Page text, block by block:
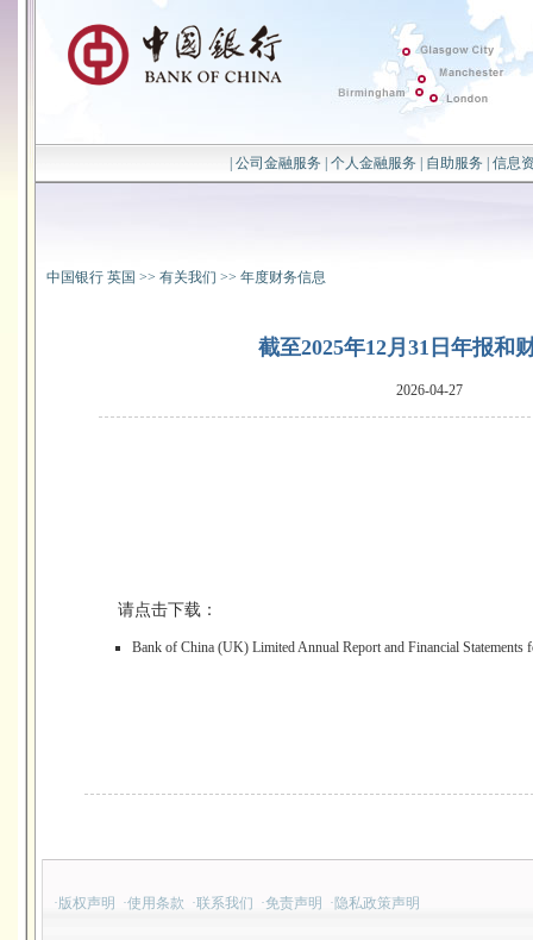
公司金融服务 个人金融服务 自助服务 信息
中国银行 英国 >> 有关我们 >> 年度财务信息
截至2025年12月31日年报和
2026-04-27
请点击下载：
Bank of China (UK) Limited Annual Report and Financial Statements
· 版权声明 ·使用条款 ·联系我们 ·免责声明 · 隐私政策声明